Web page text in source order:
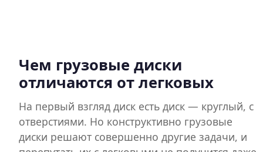
Чем грузовые диски
отличаются от легковых
На первый взгляд диск есть диск — круглый, с
отверстиями. Но конструктивно грузовые
диски решают совершенно другие задачи, и